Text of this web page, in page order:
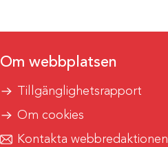
Om webbplatsen
Tillgänglighetsrapport
Om cookies
Kontakta webbredaktionen